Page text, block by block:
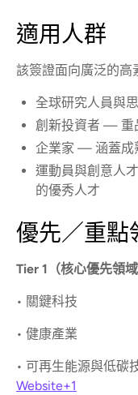
適用人群
該簽證面向廣泛的高
全球研究人員與
創新投資者 — 重
企業家 — 涵蓋成
運動員與創意人
的優秀人才
優先／重點
Tier 1（核心優先領域
• 關鍵科技
• 健康產業
• 可再生能源與低碳
Website+1